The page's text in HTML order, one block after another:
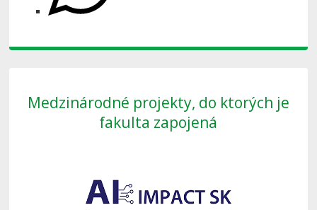
Medzinárodné projekty, do ktorých je
fakulta zapojená